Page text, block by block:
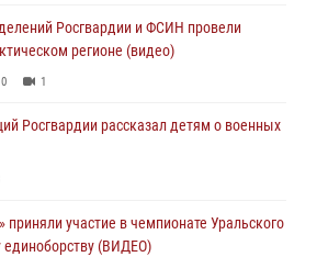
России генерал армии Виктор Золотов
подразделений тыла с профессиональным
повышают боевое мастерство на Ямале
провели практическое занятие для
на Ямале
Росгвардии и ФСИН провели
регионе (видео)
1
Росгвардии рассказал детям о военных
участие в чемпионате Уральского
единоборству (ВИДЕО)